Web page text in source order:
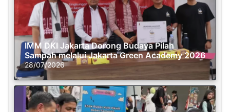
IMM DKI Jakarta Dorong Budaya Pilah
Sampah melalui Jakarta Green Academy 2026
28/07/2026